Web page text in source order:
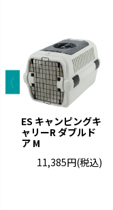
ナーフドッグ
ES キャンピングキ
ャリーR ダブルド
ア M
11,385円(税込)